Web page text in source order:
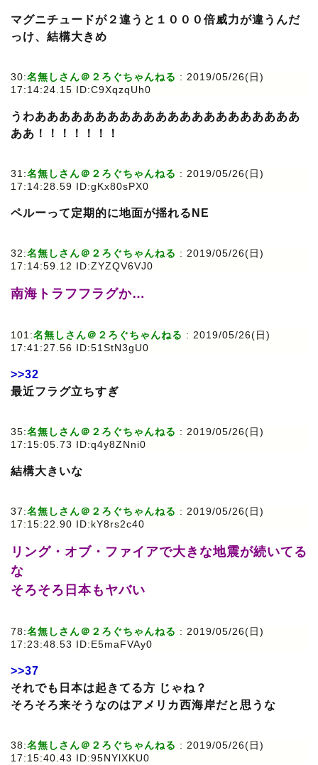
マグニチュードが２違うと１０００倍威力が違うんだ
っけ、結構大きめ
30:名無しさん＠２ろぐちゃんねる : 2019/05/26(日)
17:14:24.15 ID:C9XqzqUh0
うわああああああああああああああああああああああ
ああ！！！！！！！
31:名無しさん＠２ろぐちゃんねる : 2019/05/26(日)
17:14:28.59 ID:gKx80sPX0
ペルーって定期的に地面が揺れるNE
32:名無しさん＠２ろぐちゃんねる : 2019/05/26(日)
17:14:59.12 ID:ZYZQV6VJ0
南海トラフフラグか…
101:名無しさん＠２ろぐちゃんねる : 2019/05/26(日)
17:41:27.56 ID:51StN3gU0
>>32
最近フラグ立ちすぎ
35:名無しさん＠２ろぐちゃんねる : 2019/05/26(日)
17:15:05.73 ID:q4y8ZNni0
結構大きいな
37:名無しさん＠２ろぐちゃんねる : 2019/05/26(日)
17:15:22.90 ID:kY8rs2c40
リング・オブ・ファイアで大きな地震が続いてる
な
そろそろ日本もヤバい
78:名無しさん＠２ろぐちゃんねる : 2019/05/26(日)
17:23:48.53 ID:E5maFVAy0
>>37
それでも日本は起きてる方 じゃね？
そろそろ来そうなのはアメリカ西海岸だと思うな
38:名無しさん＠２ろぐちゃんねる : 2019/05/26(日)
17:15:40.43 ID:95NYlXKU0